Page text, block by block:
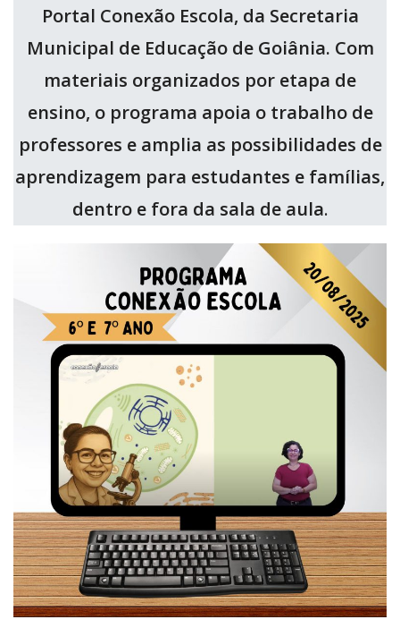
Portal Conexão Escola, da Secretaria
Municipal de Educação de Goiânia. Com
materiais organizados por etapa de
ensino, o programa apoia o trabalho de
professores e amplia as possibilidades de
aprendizagem para estudantes e famílias,
dentro e fora da sala de aula.